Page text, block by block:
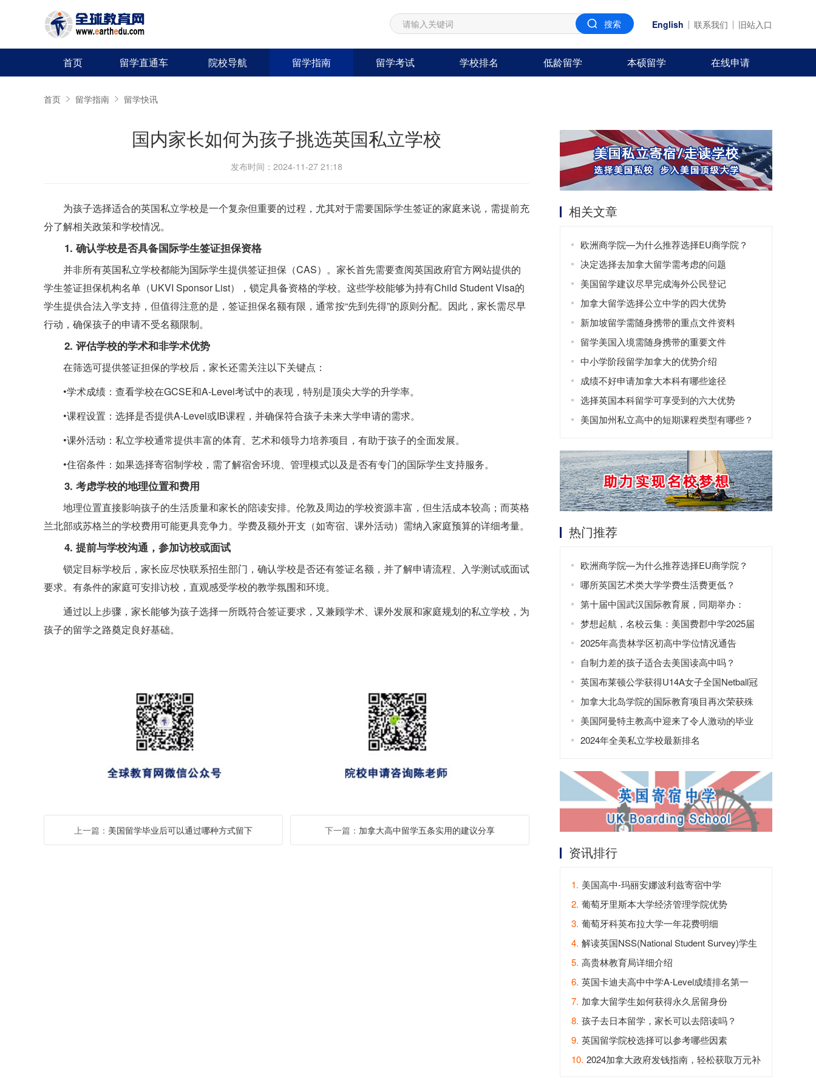
English 联系我们 旧站入口
首页 留学直通车 院校导航 留学指南 留学考试 学校排名 低龄留学 本硕留学 在线申请
首页 留学指南 留学快讯
国内家长如何为孩子挑选英国私立学校
发布时间：2024-11-27 21:18
为孩子选择适合的英国私立学校是一个复杂但重要的过程，尤其对于需要国际学生签证的家庭来说，需提前充
分了解相关政策和学校情况。
1. 确认学校是否具备国际学生签证担保资格
并非所有英国私立学校都能为国际学生提供签证担保（CAS）。家长首先需要查阅英国政府官方网站提供的
学生签证担保机构名单（UKVI Sponsor List），锁定具备资格的学校。这些学校能够为持有Child Student Visa的
学生提供合法入学支持，但值得注意的是，签证担保名额有限，通常按“先到先得”的原则分配。因此，家长需尽早
行动，确保孩子的申请不受名额限制。
2. 评估学校的学术和非学术优势
在筛选可提供签证担保的学校后，家长还需关注以下关键点：
•学术成绩：查看学校在GCSE和A-Level考试中的表现，特别是顶尖大学的升学率。
•课程设置：选择是否提供A-Level或IB课程，并确保符合孩子未来大学申请的需求。
•课外活动：私立学校通常提供丰富的体育、艺术和领导力培养项目，有助于孩子的全面发展。
•住宿条件：如果选择寄宿制学校，需了解宿舍环境、管理模式以及是否有专门的国际学生支持服务。
3. 考虑学校的地理位置和费用
地理位置直接影响孩子的生活质量和家长的陪读安排。伦敦及周边的学校资源丰富，但生活成本较高；而英格
兰北部或苏格兰的学校费用可能更具竞争力。学费及额外开支（如寄宿、课外活动）需纳入家庭预算的详细考量。
4. 提前与学校沟通，参加访校或面试
锁定目标学校后，家长应尽快联系招生部门，确认学校是否还有签证名额，并了解申请流程、入学测试或面试
要求。有条件的家庭可安排访校，直观感受学校的教学氛围和环境。
通过以上步骤，家长能够为孩子选择一所既符合签证要求，又兼顾学术、课外发展和家庭规划的私立学校，为
孩子的留学之路奠定良好基础。
上一篇： 美国留学毕业后可以通过哪种方式留下 下一篇： 加拿大高中留学五条实用的建议分享
相关文章
欧洲商学院—为什么推荐选择EU商学院？
决定选择去加拿大留学需考虑的问题
美国留学建议尽早完成海外公民登记
加拿大留学选择公立中学的四大优势
新加坡留学需随身携带的重点文件资料
留学美国入境需随身携带的重要文件
中小学阶段留学加拿大的优势介绍
成绩不好申请加拿大本科有哪些途径
选择英国本科留学可享受到的六大优势
美国加州私立高中的短期课程类型有哪些？
热门推荐
欧洲商学院—为什么推荐选择EU商学院？
哪所英国艺术类大学学费生活费更低？
第十届中国武汉国际教育展，同期举办：
2025年全国普通高校招生咨询会
梦想起航，名校云集：美国费郡中学2025届
毕业生offer
2025年高贵林学区初高中学位情况通告
自制力差的孩子适合去美国读高中吗？
英国布莱顿公学获得U14A女子全国Netball冠
军
加拿大北岛学院的国际教育项目再次荣获殊
荣
美国阿曼特主教高中迎来了令人激动的毕业
班庆典
2024年全美私立学校最新排名
资讯排行
1. 美国高中-玛丽安娜波利兹寄宿中学
2. 葡萄牙里斯本大学经济管理学院优势
3. 葡萄牙科英布拉大学一年花费明细
4. 解读英国NSS(National Student Survey)学生
满意度调查
5. 高贵林教育局详细介绍
6. 英国卡迪夫高中中学A-Level成绩排名第一
7. 加拿大留学生如何获得永久居留身份
8. 孩子去日本留学，家长可以去陪读吗？
9. 英国留学院校选择可以参考哪些因素
10. 2024加拿大政府发钱指南，轻松获取万元补